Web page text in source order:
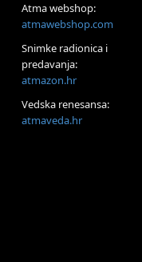
i Akaša zapisa
sistemskih
tijelo, duh i um
Atma webshop:
atmawebshop.com
Snimke radionica i
predavanja:
atmazon.hr
Vedska renesansa:
atmaveda.hr